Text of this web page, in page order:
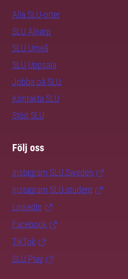
Alla SLU-orter
SLU Alnarp
SLU Umeå
SLU Uppsala
Jobba på SLU
Kontakta SLU
Stöd SLU
Följ oss
Instagram SLU.Sweden
Instagram SLU.student
LinkedIn
Facebook
TikTok
SLU Play